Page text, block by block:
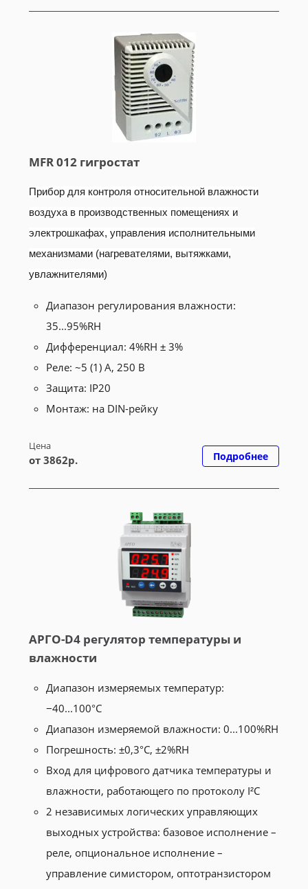
MFR 012 гигростат
Прибор для контроля относительной влажности
воздуха в производственных помещениях и
электрошкафах, управления исполнительными
механизмами (нагревателями, вытяжками,
увлажнителями)
Диапазон регулирования влажности:
35...95%RH
Дифференциал: 4%RH ± 3%
Реле: ~5 (1) A, 250 В
Защита: IP20
Монтаж: на DIN-рейку
Цена
от 3862р. Подробнее
АРГО-D4 регулятор температуры и
влажности
Диапазон измеряемых температур:
−40...100°С
Диапазон измеряемой влажности: 0...100%RH
Погрешность: ±0,3°С, ±2%RH
Вход для цифрового датчика температуры и
влажности, работающего по протоколу I²C
2 независимых логических управляющих
выходных устройства: базовое исполнение –
реле, опциональное исполнение –
управление симистором, оптотранзистором